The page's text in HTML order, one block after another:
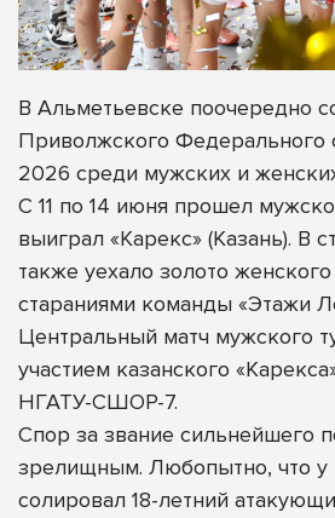
В Альметьевске поочередно
Приволжского
2026 среди мужских и
С 11 по 14 июня прошел
выиграл «Карекс» (Казань). В
также уехало золото
стараниями команды «Этажи
Центральный матч мужского
участием казанского
НГАТУ-СШОР-7.
Спор за звание сильнейшего
зрелищным. Любопытно, что у
солировал 18-летний